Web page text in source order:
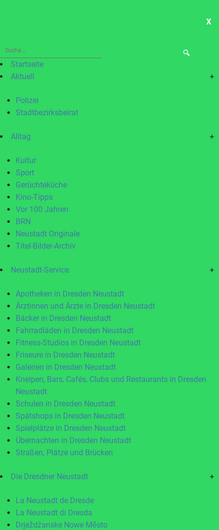
X
Suche
nach:Startseite
Aktuell
+
Polizei
Stadtbezirksbeirat
Alltag +
Kultur
Sport
Gerüchteküche
Kino-Tipps
Vor 100 Jahren
BRN
Neustadt Originale
Titel-Bilder-Archiv
Neustadt-Service +
Apotheken in Dresden Neustadt
Ärztinnen und Ärzte in Dresden Neustadt
Bäcker in Dresden Neustadt
Fahrradläden in Dresden Neustadt
Fitness-Studios in Dresden Neustadt
Friseure in Dresden Neustadt
Galerien in Dresden Neustadt
Kneipen, Bars, Cafés, Clubs und Restaurants in Dresden
Neustadt
Schulen in Dresden Neustadt
Spätshops in Dresden Neustadt
Spielplätze in Dresden Neustadt
Übernachten in Dresden Neustadt
Straßen, Plätze und Brücken
Die Dresdner Neustadt +
La Neustadt de Dresde
La Neustadt di Dresda
Drježdźanske Nowe Město